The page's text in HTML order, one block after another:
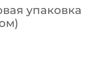
упаковка